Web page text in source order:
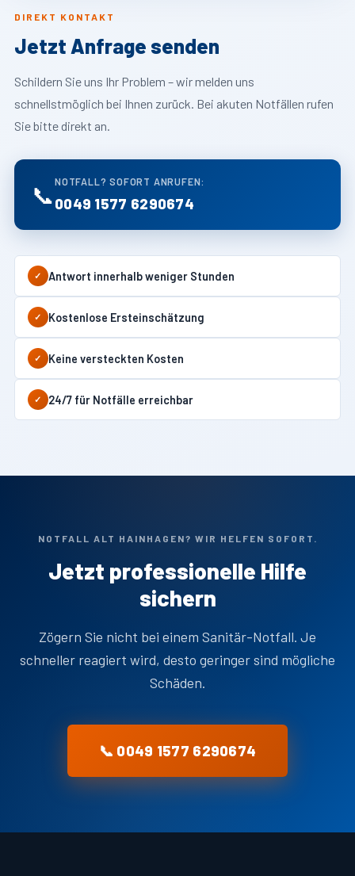
DIREKT KONTAKT
Jetzt Anfrage senden
Schildern Sie uns Ihr Problem – wir melden uns
schnellstmöglich bei Ihnen zurück. Bei akuten Notfällen rufen
Sie bitte direkt an.
📞 NOTFALL? SOFORT ANRUFEN:
0049 1577 6290674
✓ Antwort innerhalb weniger Stunden
✓ Kostenlose Ersteinschätzung
✓ Keine versteckten Kosten
✓ 24/7 für Notfälle erreichbar
NOTFALL ALT HAINHAGEN? WIR HELFEN SOFORT.
Jetzt professionelle Hilfe
sichern
Zögern Sie nicht bei einem Sanitär-Notfall. Je
schneller reagiert wird, desto geringer sind mögliche
Schäden.
📞 0049 1577 6290674